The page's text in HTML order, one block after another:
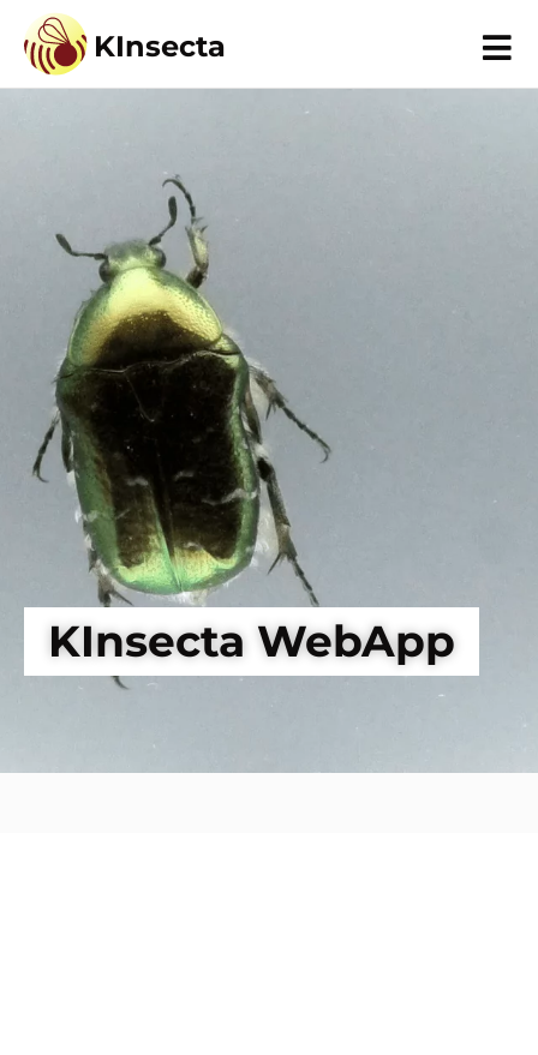
KInsecta
KInsecta WebApp